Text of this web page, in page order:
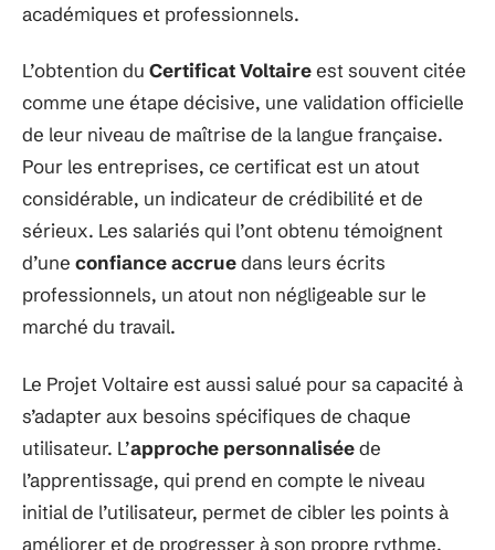
académiques et professionnels.
L’obtention du Certificat Voltaireest souvent citée
comme une étape décisive, une validation officielle
de leur niveau de maîtrise de la langue française.
Pour les entreprises, ce certificat est un atout
considérable, un indicateur de crédibilité et de
sérieux. Les salariés qui l’ont obtenu témoignent
d’une confiance accruedans leurs écrits
professionnels, un atout non négligeable sur le
marché du travail.
Le Projet Voltaire est aussi salué pour sa capacité à
s’adapter aux besoins spécifiques de chaque
utilisateur. L’approche personnaliséede
l’apprentissage, qui prend en compte le niveau
initial de l’utilisateur, permet de cibler les points à
améliorer et de progresser à son propre rythme.